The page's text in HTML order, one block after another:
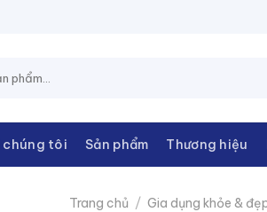
CHÂU
chúng tôi Sản phẩm Thương hiệu
Trang chủ / Gia dụng khỏe &